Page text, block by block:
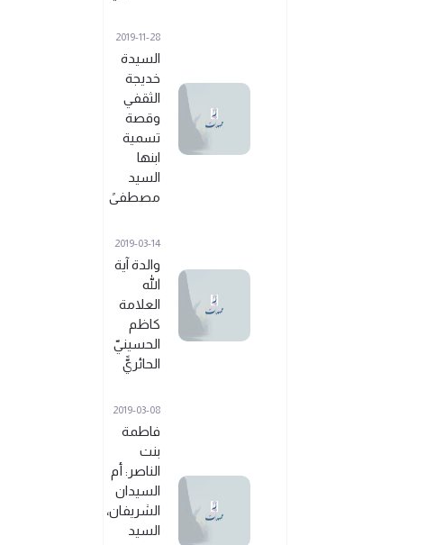
2019-11-28
السيدة
خديجة
الثقفي
وقصة
تسمية
ابنها
السيد
مصطفىً
2019-03-14
والدة آية
الله
العلامة
كاظم
الحسينيّ
الحائريًّ
2019-03-08
فاطمة
بنت
الناصر: أم
السيدان
الشريفان،
السيد